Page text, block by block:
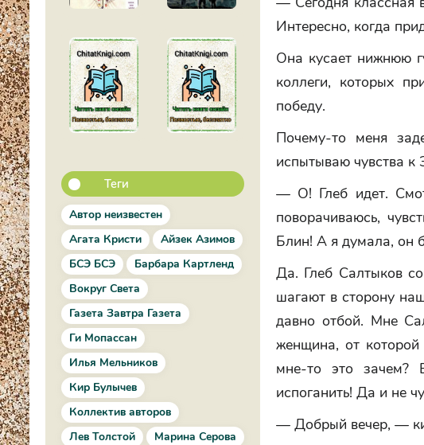
Теги
Автор неизвестен
Агата Кристи
Айзек Азимов
БСЭ БСЭ
Барбара Картленд
Вокруг Света
Газета Завтра Газета
Ги Мопассан
Илья Мельников
Кир Булычев
Коллектив авторов
Лев Толстой
Марина Серова
Интересно, когда
Она кусает нижнюю
коллеги, которых
победу.
Почему-то меня
испытываю чувства
— О! Глеб идет.
поворачиваюсь,
Блин! А я думала, он
Да. Глеб Салтыков
шагают в сторону
давно отбой. Мне
женщина, от
мне-то это
испоганить! Да и не
— Добрый вечер, —